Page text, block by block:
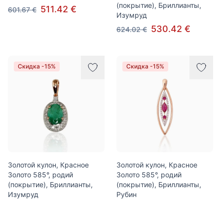
601.67 € 511.42 €
(покрытие), Бриллианты,
Изумруд
624.02 € 530.42 €
Скидка -15%
Золотой кулон, Красное
Золото 585°, родий
(покрытие), Бриллианты,
Изумруд
Скидка -15%
Золотой кулон, Красное
Золото 585°, родий
(покрытие), Бриллианты,
Рубин